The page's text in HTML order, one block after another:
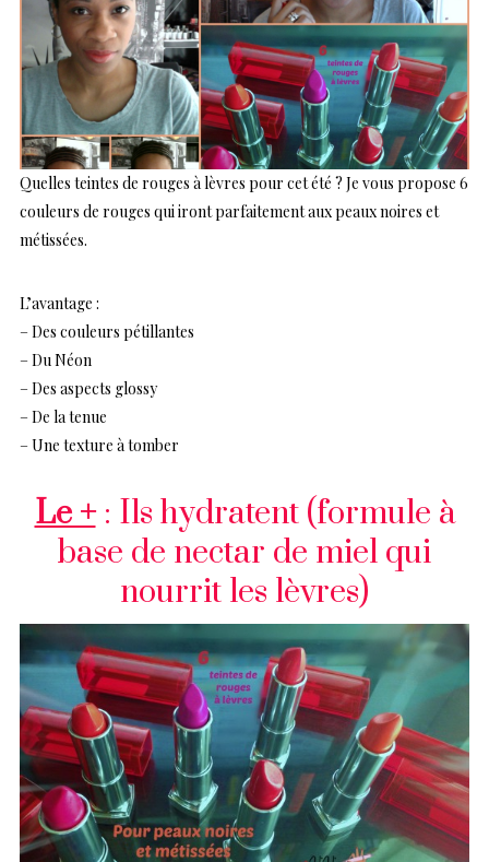
Quelles teintes de rouges à lèvres pour cet été ? Je vous propose 6
couleurs de rouges qui iront parfaitement aux peaux noires et
métissées.
L’avantage :
– Des couleurs pétillantes
– Du Néon
– Des aspects glossy
– De la tenue
– Une texture à tomber
Le +: Ils hydratent (formule à
base de nectar de miel qui
nourrit les lèvres)